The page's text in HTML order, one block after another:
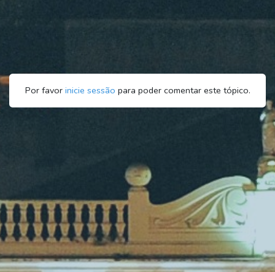
Por favor inicie sessão para poder comentar este tópico.